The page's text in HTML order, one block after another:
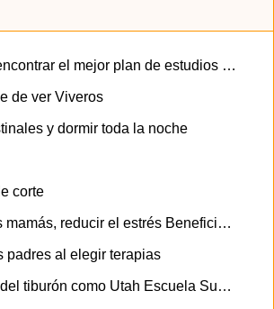
¿Cómo puedo encontrar el mejor plan de estudios escuela en casa
de ver Viveros
y dormir toda la noche
corte
Para las nuevas mamás, reducir el estrés Beneficios del usuario y el Baby
padres al elegir terapias
El puma Saltos del tiburón como Utah Escuela Superior rechaza como cubrir una 'despectivo' Mascot